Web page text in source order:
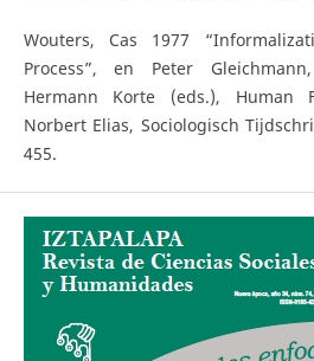
Wouters, Cas 1977
Process”, en Peter
Hermann Korte (eds.), Human
Norbert Elias, Sociologisch
455.